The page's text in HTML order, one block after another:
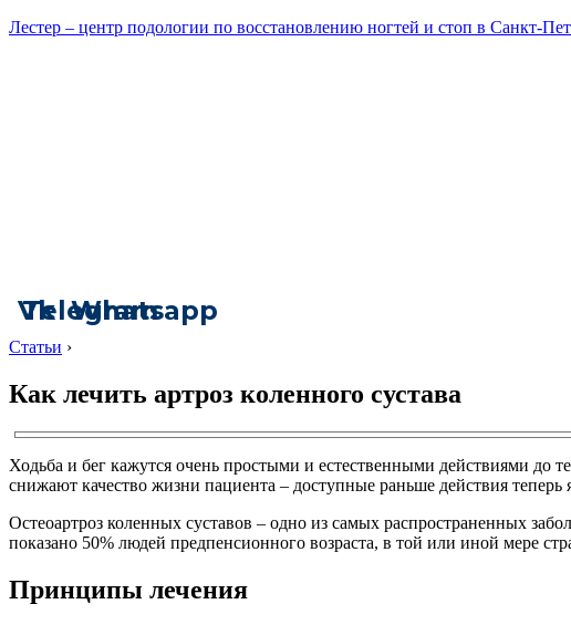
Лестер – центр подологии по восстановлению ногтей и стоп в Санкт-
Vk
Telegram
Whatsapp
Статьи ›
Как лечить артроз коленного сустава
Ходьба и бег кажутся очень простыми и естественными действиями до
снижают качество жизни пациента – доступные раньше действия
Остеоартроз коленных суставов – одно из самых распространенных
показано 50% людей предпенсионного возраста, в той или иной мере
Принципы лечения